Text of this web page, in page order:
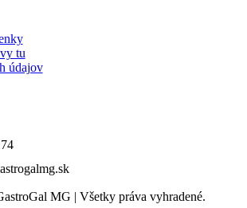
tu
údajov
MG | Všetky práva vyhradené.